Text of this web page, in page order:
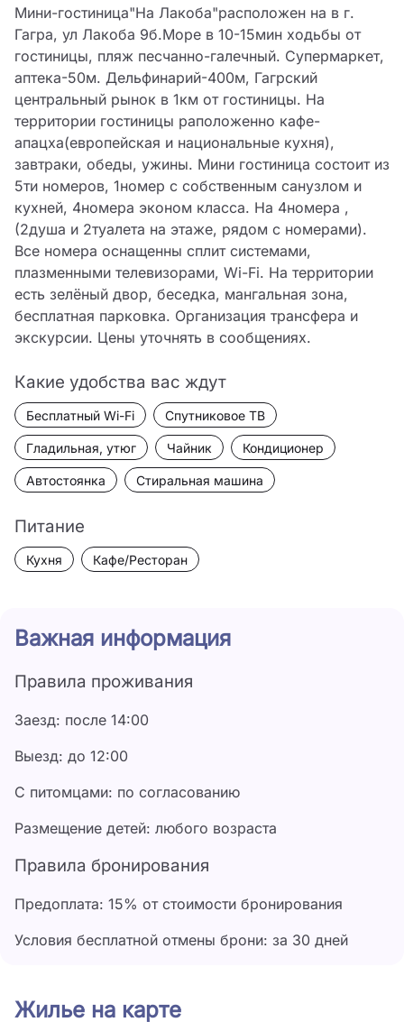
Мини-гостиница"На Лакоба"расположен на в г.
Гагра, ул Лакоба 9б.Море в 10-15мин ходьбы от
гостиницы, пляж песчанно-галечный. Супермаркет,
аптека-50м. Дельфинарий-400м, Гагрский
центральный рынок в 1км от гостиницы. На
территории гостиницы раположенно кафе-
апацха(европейская и национальные кухня),
завтраки, обеды, ужины. Мини гостиница состоит из
5ти номеров, 1номер с собственным санузлом и
кухней, 4номера эконом класса. На 4номера ,
(2душа и 2туалета на этаже, рядом с номерами).
Все номера оснащенны сплит системами,
плазменными телевизорами, Wi-Fi. На территории
есть зелёный двор, беседка, мангальная зона,
бесплатная парковка. Организация трансфера и
экскурсии. Цены уточнять в сообщениях.
Какие удобства вас ждут
Бесплатный Wi-Fi Спутниковое ТВ
Гладильная, утюг Чайник Кондиционер
Автостоянка Стиральная машина
Питание
Кухня Кафе/Ресторан
Важная информация
Правила проживания
Заезд: после 14:00
Выезд: до 12:00
С питомцами: по согласованию
Размещение детей: любого возраста
Правила бронирования
Предоплата: 15% от стоимости бронирования
Условия бесплатной отмены брони: за 30 дней
Жилье на карте